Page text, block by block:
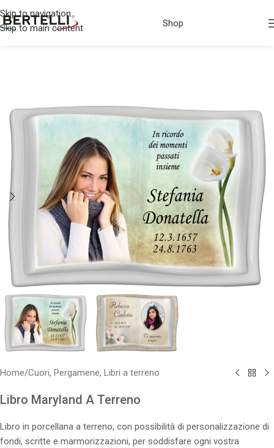
Skip to navigation
Skip to main content
Shop
Home/Cuori, Pergamene, Libri a terreno
Libro Maryland A Terreno
Libro in porcellana a terreno, con possibilità di personalizzazione di
fondi, scritte e marmorizzazioni, per soddisfare ogni vostra